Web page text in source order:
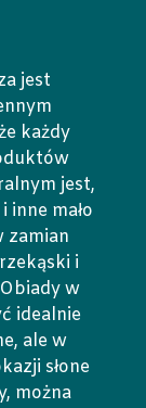
jest
każdy
jest,
mało
zamian
i
w
idealnie
ale w
słone
można